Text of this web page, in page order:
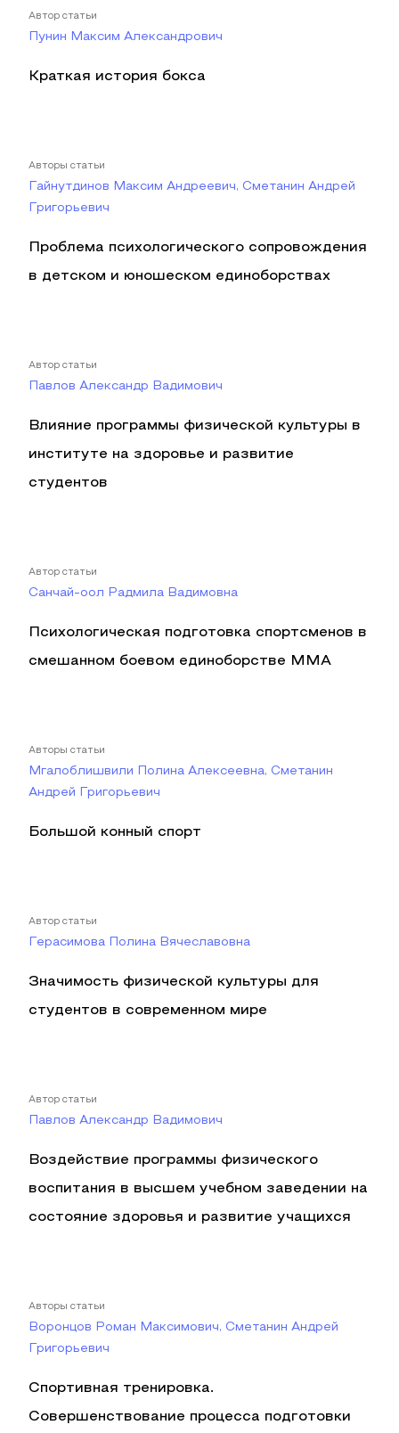
Автор статьи
Пунин Максим Александрович
Краткая история бокса
Авторы статьи
Гайнутдинов Максим Андреевич, Сметанин Андрей
Григорьевич
Проблема психологического сопровождения
в детском и юношеском единоборствах
Автор статьи
Павлов Александр Вадимович
Влияние программы физической культуры в
институте на здоровье и развитие
студентов
Автор статьи
Санчай-оол Радмила Вадимовна
Психологическая подготовка спортсменов в
смешанном боевом единоборстве ММА
Авторы статьи
Мгалоблишвили Полина Алексеевна, Сметанин
Андрей Григорьевич
Большой конный спорт
Автор статьи
Герасимова Полина Вячеславовна
Значимость физической культуры для
студентов в современном мире
Автор статьи
Павлов Александр Вадимович
Воздействие программы физического
воспитания в высшем учебном заведении на
состояние здоровья и развитие учащихся
Авторы статьи
Воронцов Роман Максимович, Сметанин Андрей
Григорьевич
Спортивная тренировка.
Совершенствование процесса подготовки